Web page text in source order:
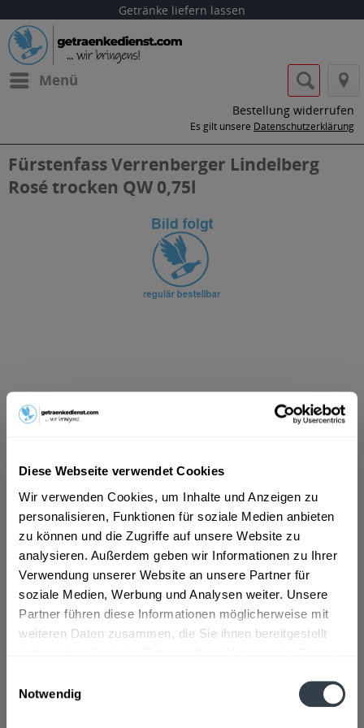
Diese Webseite verwendet Cookies
Wir verwenden Cookies, um Inhalte und Anzeigen zu
personalisieren, Funktionen für soziale Medien anbieten
zu können und die Zugriffe auf unsere Website zu
analysieren. Außerdem geben wir Informationen zu Ihrer
Verwendung unserer Website an unsere Partner für
soziale Medien, Werbung und Analysen weiter. Unsere
Partner führen diese Informationen möglicherweise mit
weiteren Daten zusammen, die Sie ihnen bereitgestellt
Notwendig
Getränke liefern lassen
Menü
Bestellung widerrufen
Es gilt unsere Datenschutzerklärung
Fürstenfass Verrenberger Lindelberg
Rosé trocken QW 0,75l
ab 4,69 € *
Inhalt:
0.75 Liter (6,25 € * / 1 Liter)
In denWarenkorb
Artikel-Nr.:
25737
Verfügbar in:
Beschreibung
mehr
Flaschengröße: